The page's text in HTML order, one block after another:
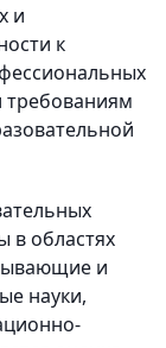
и
к
требованиям
в областях
и
науки,